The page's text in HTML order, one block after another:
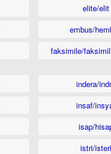
elite/elit
embus/
faksimile/
indera/
insaf/
isap/
istri/isteri